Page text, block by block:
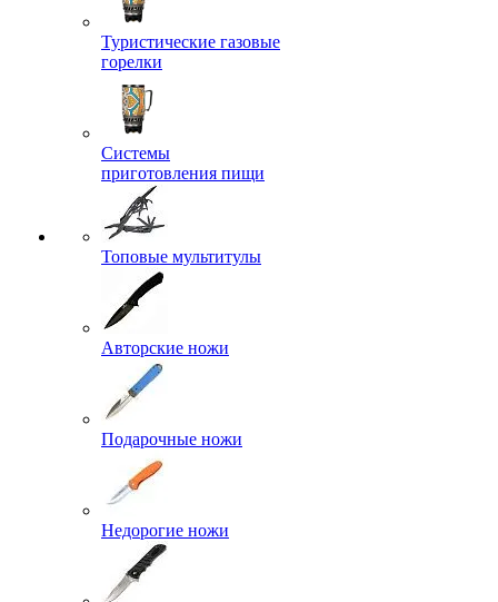
Туристические газовые
горелки
Системы
приготовления пищи
Топовые мультитулы
Авторские ножи
Подарочные ножи
Недорогие ножи